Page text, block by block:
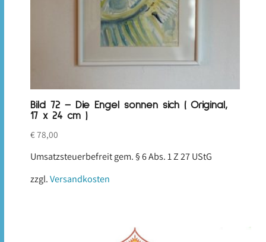
Bild 72 – Die Engel sonnen sich ( Original,
17 x 24 cm )
€78,00
Umsatzsteuerbefreit gem. § 6 Abs. 1 Z 27 UStG
zzgl.Versandkosten